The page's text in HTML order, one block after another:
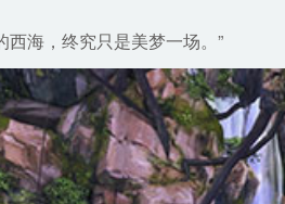
海，终究只是美梦一场。”